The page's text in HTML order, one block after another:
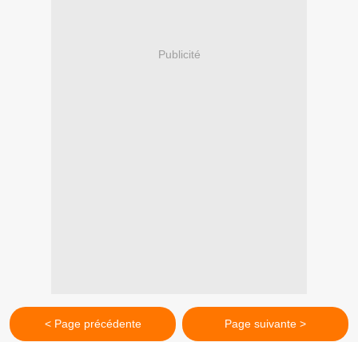
Publicité
< Page précédente Page suivante >